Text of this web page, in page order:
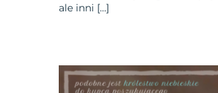
ale inni […]